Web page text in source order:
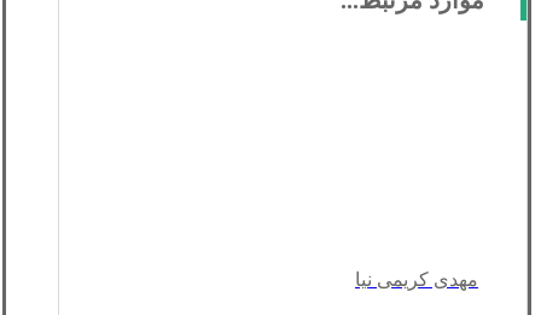
مهدی کریمی نیا